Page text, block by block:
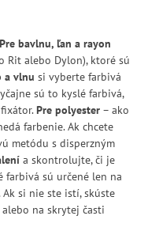
Pre bavlnu, ľan a rayon
Rit alebo Dylon), ktoré sú
a vlnu si vyberte farbivá
sú to kyslé farbivá,
Pre polyester – ako
farbenie. Ak chcete
metódu s disperzným
a skontrolujte, či je
farbivá sú určené len na
si nie ste istí, skúste
na skrytej časti